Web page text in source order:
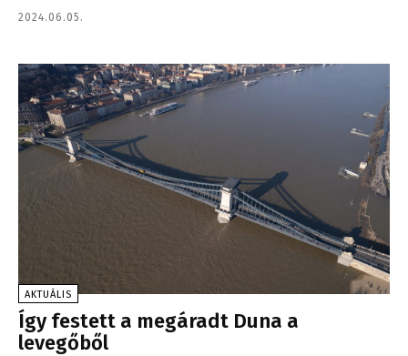
2024.06.05.
AKTUÁLIS
Így festett a megáradt Duna a
levegőből